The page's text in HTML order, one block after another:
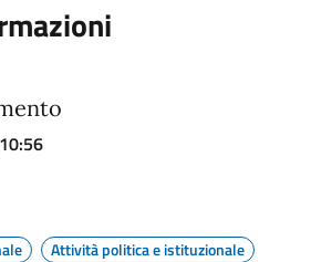
Attività politica e istituzionale